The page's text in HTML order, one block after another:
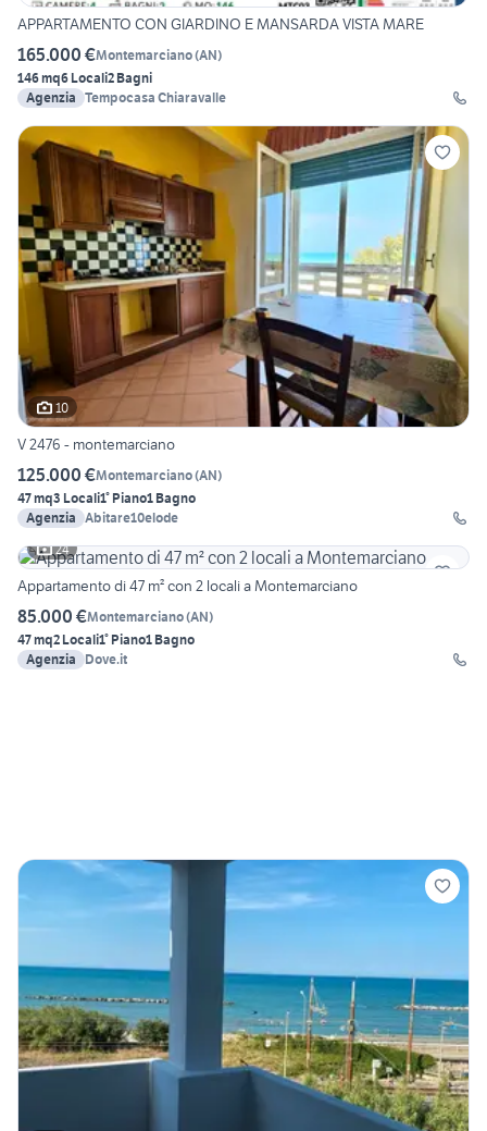
APPARTAMENTO CON GIARDINO E MANSARDA VISTA MARE
165.000 €Montemarciano(AN)
146 mq6 Locali2 Bagni
Agenzia Tempocasa Chiaravalle
10
V 2476 - montemarciano
125.000 €Montemarciano(AN)
47 mq3 Locali1° Piano1 Bagno
Agenzia Abitare10elode
24
Appartamento di 47 m² con 2 locali a Montemarciano
85.000 €Montemarciano(AN)
47 mq2 Locali1° Piano1 Bagno
Agenzia
Dove.it